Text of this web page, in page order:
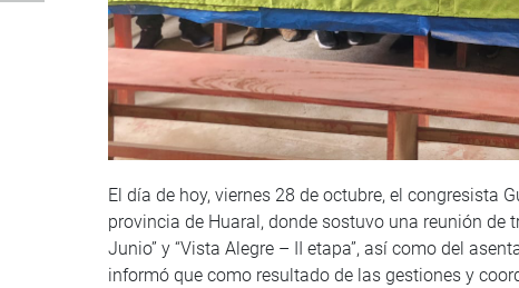
El día de hoy, viernes 28 de octubre, el congresista
provincia de Huaral, donde sostuvo una reunión de
Junio” y “Vista Alegre – II etapa”, así como del
informó que como resultado de las gestiones y